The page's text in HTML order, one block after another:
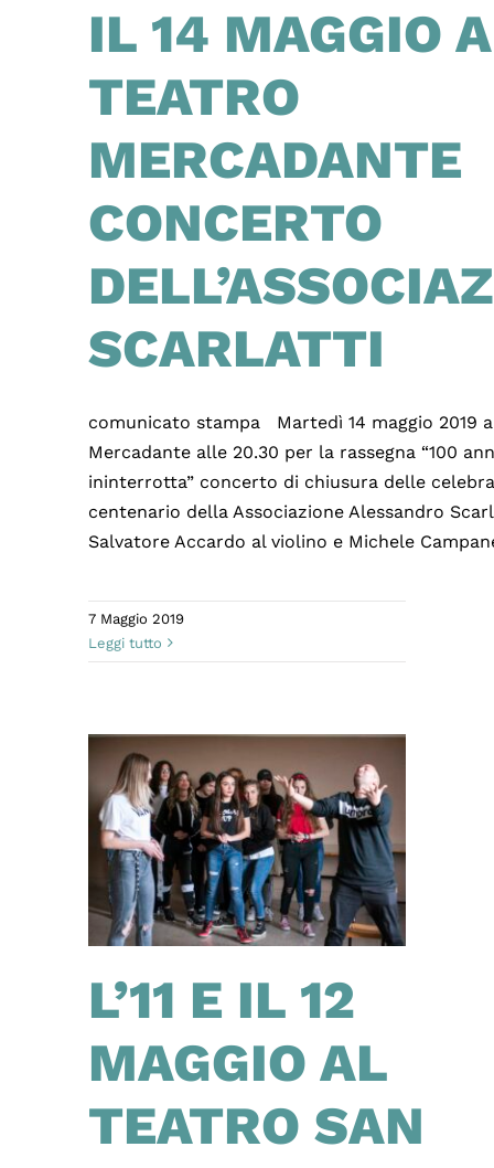
IL 14 MAGGIO
TEATRO
MERCADANTE
CONCERTO
SCARLATTI
comunicato stampa Martedì 14 maggio 2019
Mercadante alle 20.30 per la rassegna “100
ininterrotta” concerto di chiusura delle
centenario della Associazione Alessandro
Salvatore Accardo al violino e Michele
7 Maggio 2019
Leggi tutto
L’11 E IL 12
MAGGIO AL
TEATRO SAN